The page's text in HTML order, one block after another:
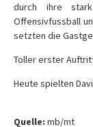
durch ihre
Offensivfussball
setzten die
Toller erster
Heute spielten
Quelle: mb/mt